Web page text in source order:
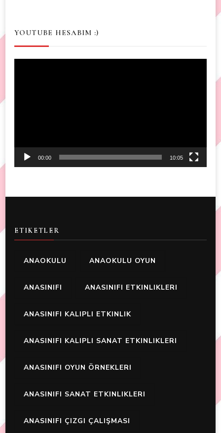
YOUTUBE HESABIM :)
00:00 10:05
ETIKETLER
ANAOKULU ANAOKULU OYUN
ANASINIFI ANASINIFI ETKINLIKLERI
ANASINIFI KALIPLI ETKINLIK
ANASINIFI KALIPLI SANAT ETKINLIKLERI
ANASINIFI OYUN ÖRNEKLERI
ANASINIFI SANAT ETKINLIKLERI
ANASINIFI ÇIZGI ÇALIŞMASI